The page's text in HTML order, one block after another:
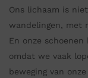
Ons lichaam is
wandelingen, met
En onze
omdat we vaak
beweging van